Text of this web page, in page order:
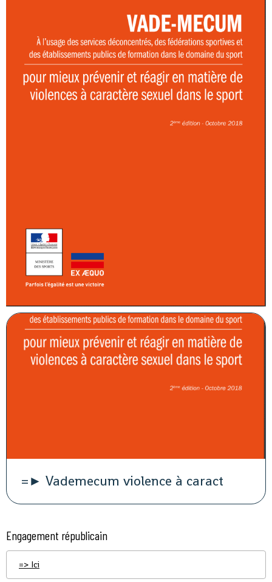
=► Vademecum violence à caract
Engagement républicain
=> Ici